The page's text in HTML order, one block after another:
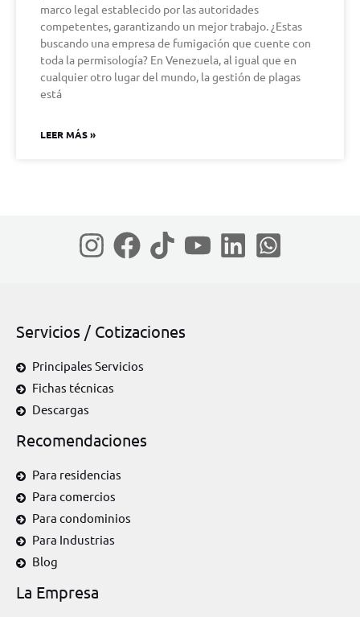
marco legal establecido por las autoridades
competentes, garantizando un mejor trabajo. ¿Estas
buscando una empresa de fumigación que cuente con
toda la permisología? En Venezuela, al igual que en
cualquier otro lugar del mundo, la gestión de plagas
está
LEER MÁS »
Servicios / Cotizaciones
Principales Servicios
Fichas técnicas
Descargas
Recomendaciones
Para residencias
Para comercios
Para condominios
Para Industrias
Blog
La Empresa